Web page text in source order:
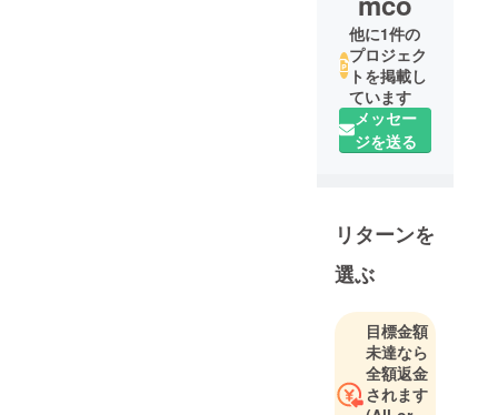
他に1件の
プロジェク
トを掲載し
ています
メッセー
ジを送る
リターンを
選ぶ
目標金額
未達なら
全額返金
されます